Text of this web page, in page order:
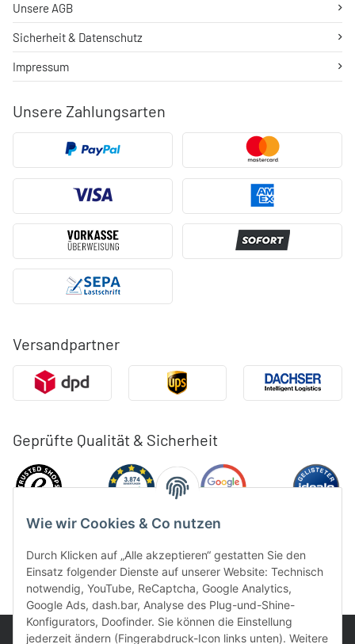
Wie wir Cookies & Co nutzen
Durch Klicken auf „Alle akzeptieren“ gestatten Sie den
Einsatz folgender Dienste auf unserer Website: Technisch
notwendig, YouTube, ReCaptcha, Google Analytics,
Google Ads, dash.bar, Analyse des Plug-und-Shine-
Konfigurators, Doofinder. Sie können die Einstellung
jederzeit ändern (Fingerabdruck-Icon links unten). Weitere
Unsere Zahlungsarten
Versandpartner
Geprüfte Qualität & Sicherheit
Unsere AGB
Sicherheit & Datenschutz
Impressum